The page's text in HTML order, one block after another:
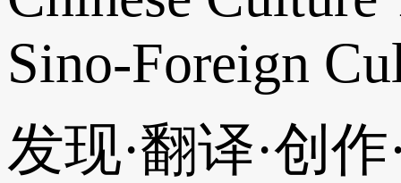
Sino-Foreign
发现·翻译·创